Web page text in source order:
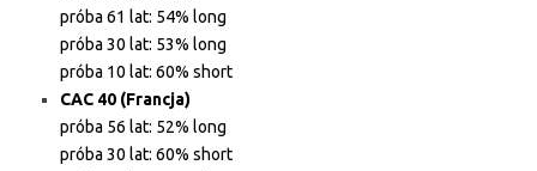
próba 61 lat: 54% long
próba 30 lat: 53% long
próba 10 lat: 60% short
CAC 40 (Francja)
próba 56 lat: 52% long
próba 30 lat: 60% short